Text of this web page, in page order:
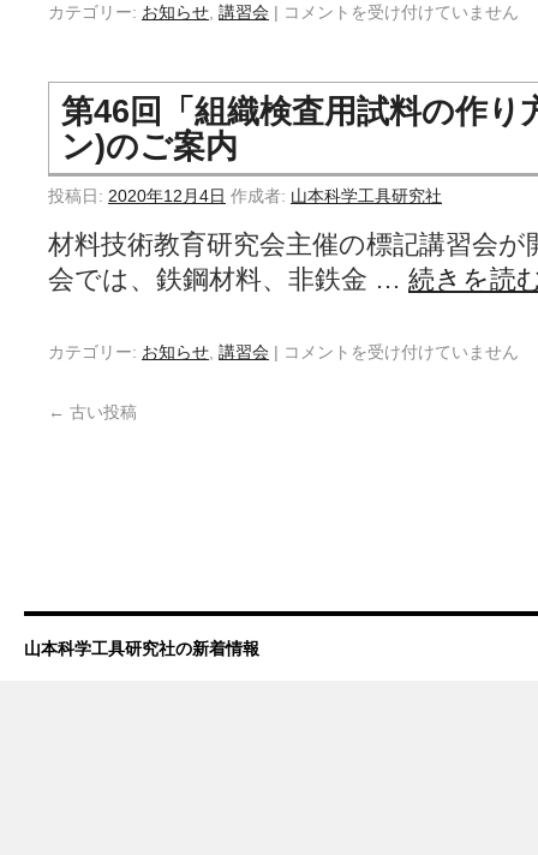
カテゴリー: お知らせ 講習会 | コメントを受け付けていません
第46回「組織検査用試料の作り
ン)のご案内
投稿日: 2020年12月4日 作成者: 山本科学工具研究社
材料技術教育研究会主催の標記講習会
会では、鉄鋼材料、非鉄金 … 続きを読
カテゴリー: お知らせ 講習会 | コメントを受け付けていません
← 古い投稿
山本科学工具研究社の新着情報